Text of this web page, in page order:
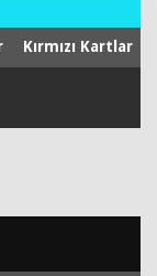
Kırmızı Kartlar